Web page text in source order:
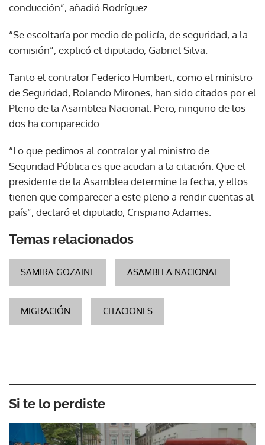
conducción”, añadió Rodríguez.
“Se escoltaría por medio de policía, de seguridad, a la
comisión”, explicó el diputado, Gabriel Silva.
Tanto el contralor Federico Humbert, como el ministro
de Seguridad, Rolando Mirones, han sido citados por el
Pleno de la Asamblea Nacional. Pero, ninguno de los
dos ha comparecido.
“Lo que pedimos al contralor y al ministro de
Seguridad Pública es que acudan a la citación. Que el
presidente de la Asamblea determine la fecha, y ellos
tienen que comparecer a este pleno a rendir cuentas al
país”, declaró el diputado, Crispiano Adames.
Temas relacionados
SAMIRA GOZAINE ASAMBLEA NACIONAL
MIGRACIÓN CITACIONES
Si te lo perdiste